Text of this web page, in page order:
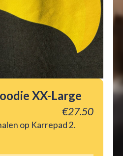
XX-Large
€27.50
op Karrepad 2.